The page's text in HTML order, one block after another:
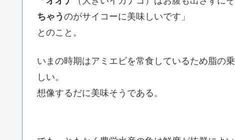
ちゃう のがサイコーに美味しいです」
とのこと。
いまの時期はアミエビを常食しているため脂の
しい。
想像するだに美味そうである。